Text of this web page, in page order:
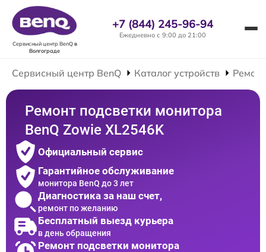
Сервисный центр BenQв
Волгограде
+7 (844) 245-96-94
Ежедневно с 9:00 до 21:00
Сервисный центр BenQ Каталог устройств
Ремонт подсветки монитора
BenQ Zowie XL2546K
Официальный сервис
Гарантийное обслуживание
монитора BenQ до 3 лет
Диагностика за наш счет,
ремонт по желанию
Бесплатный выезд курьера
в день обращения
Ремонт подсветки монитора